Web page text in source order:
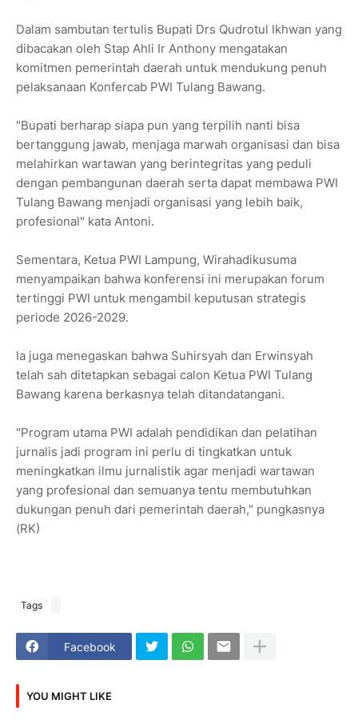
Dalam sambutan tertulis Bupati Drs Qudrotul Ikhwan yang
dibacakan oleh Stap Ahli Ir Anthony mengatakan
komitmen pemerintah daerah untuk mendukung penuh
pelaksanaan Konfercab PWI Tulang Bawang.
"Bupati berharap siapa pun yang terpilih nanti bisa
bertanggung jawab, menjaga marwah organisasi dan bisa
melahirkan wartawan yang berintegritas yang peduli
dengan pembangunan daerah serta dapat membawa PWI
Tulang Bawang menjadi organisasi yang lebih baik,
profesional" kata Antoni.
Sementara, Ketua PWI Lampung, Wirahadikusuma
menyampaikan bahwa konferensi ini merupakan forum
tertinggi PWI untuk mengambil keputusan strategis
periode 2026-2029.
Ia juga menegaskan bahwa Suhirsyah dan Erwinsyah
telah sah ditetapkan sebagai calon Ketua PWI Tulang
Bawang karena berkasnya telah ditandatangani.
"Program utama PWI adalah pendidikan dan pelatihan
jurnalis jadi program ini perlu di tingkatkan untuk
meningkatkan ilmu jurnalistik agar menjadi wartawan
yang profesional dan semuanya tentu membutuhkan
dukungan penuh dari pemerintah daerah," pungkasnya
(RK)
Tags
Facebook
YOU MIGHT LIKE